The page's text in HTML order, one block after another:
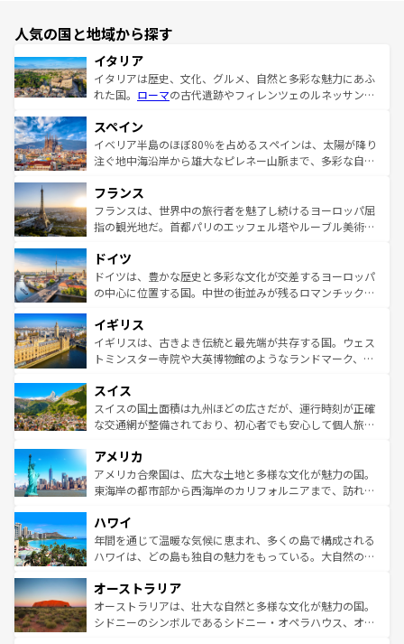
人気の国と地域から探す
イタリア
イタリアは歴史、文化、グルメ、自然と多彩な魅力にあふ
れた国。 ローマの古代遺跡やフィレンツェのルネッサンス
ろん、トスカーナの美しい田園風景やアマルフィ海岸の絶
景など、自然景観も見逃せない。観光の合間には、本場の
ピザやパスタなど、絶品のイタリア料理を堪能することも
ませてくれるイタリアで、忘れられない旅をしてみよう！
なお、新着のイタリア情報はコンテンツ一覧 を参照してほ
しい。
スペイン
イベリア半島のほぼ80％を占めるスペインは、太陽が降り
注ぐ地中海沿岸から雄大なピレネー山脈まで、多彩な自然
文化が根付くこの国では、情熱的なフラメンコ、熱気あふ
れる闘牛、そして美味しいタパスが生活の一部となってい
る。首都マドリードの洗練された雰囲気や、バルセロナの
の城塞都市、穏やかなビーチリゾートまで多彩な表情を見
せる。地方によって風土や気候が異なるスペインはその個
性で訪れる人を魅了する。 なお、新着のスペイン情報はコ
フランス
フランスは、世界中の旅行者を魅了し続けるヨーロッパ屈
指の観光地だ。首都パリのエッフェル塔やルーブル美術館
で、幅広い魅力が詰まっている。華麗な宮殿、歴史的な大
聖堂、美しいビーチ、そして豊かな自然が、訪れる者を心
から魅了する。また、フランスは美食の国としても知ら
いる。シャンパンの発祥地であるランス、プロヴァンスの
香り高いラベンダー畑など、多彩な楽しみ方が可能だ。さ
らに、パリ以外の地域にも魅力が溢れており、どの街角に
れる地方に足を運ぶとそれぞれで全く異なる文化を体験で
きるだろう。 なお、新着のフランス情報はコンテンツ一覧
を参照してほしい。
ドイツ
ドイツは、豊かな歴史と多彩な文化が交差するヨーロッパ
の中心に位置する国。中世の街並みが残るロマンチック街
顔を持つこの国は、どこを歩いても飽きることがない。ベ
ルリンの文化的活気、バイエルン州のアルプスの絶景、そ
してライン川沿いのワイン畑といった風景は必見。ビール
は、お酒好きな人にはぜひ体験してほしい。 なお、新着の
ドイツ情報はコンテンツ一覧を参照してほしい。
イギリス
イギリスは、古きよき伝統と最先端が共存する国。ウェス
トミンスター寺院や大英博物館のようなランドマーク、歴
リアごとに異なる魅力がある。また、優雅なアフタヌーン
ティー、ビール好きにはたまらない英国パブ、サッカー観
戦など、本場だからこそできる体験も豊富。イギリスを旅
ンツ一覧を参照してほしい。
スイス
スイスの国土面積は九州ほどの広さだが、運行時刻が正確
な交通網が整備されており、初心者でも安心して個人旅行
の建物がそのまま残る町や、スイスならではのユニークな
博物館もあり、アルプス観光だけでなく町歩きも満喫する
ことができる。国民の所得が高いため物価も高いが、旅行
ば市内交通費無料で観光を楽しむこともできる。 なお、新
着のスイス情報はコンテンツ一覧 を参照してほしい。
アメリカ
アメリカ合衆国は、広大な土地と多様な文化が魅力の国。
東海岸の都市部から西海岸のカリフォルニアまで、訪れる
のような巨大都市は、観光、ショッピング、エンターテイ
ンメントが詰まった刺激的なスポットだ。一方、アメリカ
西部には大自然が広がり、グランドキャニオンやイエロー
部のニューオーリンズでは、音楽と美食が融合した独特の
文化が魅力。旅行者はアメリカの各地域で異なる魅力を楽
しみながら、その多様性と豊かな歴史を感じることができ
ハワイ
年間を通じて温暖な気候に恵まれ、多くの島で構成される
ハワイは、どの島も独自の魅力をもっている。大自然の神
ワイ島は見逃せない。また、定番の観光地といえばオアフ
島だが、静かな自然を求めるならマウイ島やカウアイ島が
おすすめ。エメラルドグリーンに輝く海をはじめ、豊かな
オーストラリア
オーストラリアは、壮大な自然と多様な文化が魅力の国。
シドニーのシンボルであるシドニー・オペラハウス、オー